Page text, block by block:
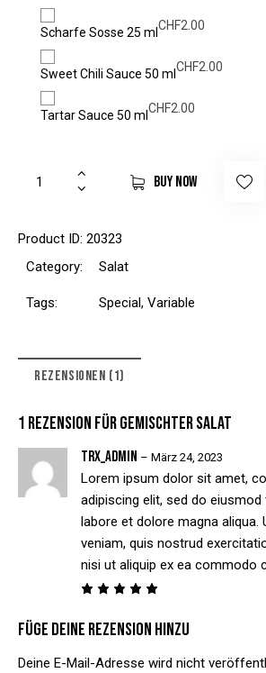
Scharfe Sosse 25 ml CHF2.00
Sweet Chili Sauce 50 ml CHF2.00
Tartar Sauce 50 ml CHF2.00
BUY NOW
Product ID: 20323
Category:
Salat
Tags: Special, Variable
REZENSIONEN (1)
1 REZENSION FÜRGEMISCHTER SALAT
mit5
von 5
TRX_admin – März 24, 2023
Lorem ipsum dolor sit amet,
adipiscing elit, sed do
labore et dolore magna aliqua.
veniam, quis nostrud
nisi ut aliquip ex ea commodo
Füge deine Rezension hinzu
Deine E-Mail-Adresse wird nicht